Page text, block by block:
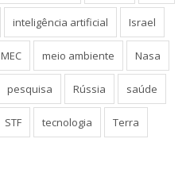
inteligência artificial Israel
MEC meio ambiente Nasa
pesquisa Rússia saúde
STF tecnologia Terra